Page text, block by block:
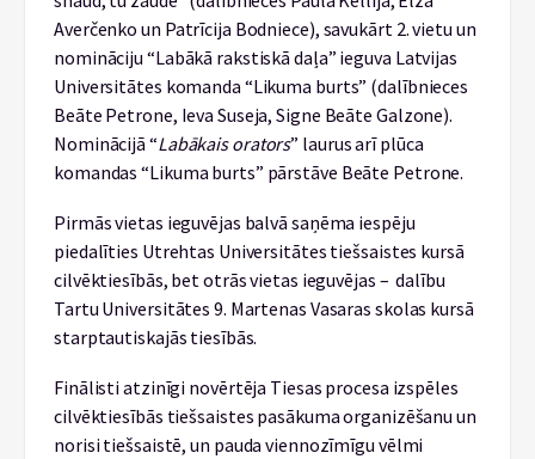
Averčenko un Patrīcija Bodniece), savukārt 2. vietu un
nomināciju “Labākā rakstiskā daļa” ieguva Latvijas
Universitātes komanda “Likuma burts” (dalībnieces
Beāte Petrone, Ieva Suseja, Signe Beāte Galzone).
Nominācijā “Labākais orators” laurus arī plūca
komandas “Likuma burts” pārstāve Beāte Petrone.
Pirmās vietas ieguvējas balvā saņēma iespēju
piedalīties Utrehtas Universitātes tiešsaistes kursā
cilvēktiesībās, bet otrās vietas ieguvējas – dalību
Tartu Universitātes 9. Martenas Vasaras skolas kursā
starptautiskajās tiesībās.
Finālisti atzinīgi novērtēja Tiesas procesa izspēles
cilvēktiesībās tiešsaistes pasākuma organizēšanu un
norisi tiešsaistē, un pauda viennozīmīgu vēlmi